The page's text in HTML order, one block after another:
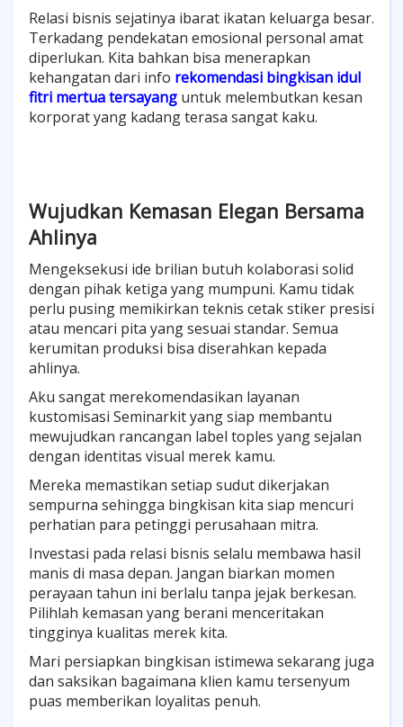
Relasi bisnis sejatinya ibarat ikatan keluarga besar.
Terkadang pendekatan emosional personal amat
diperlukan. Kita bahkan bisa menerapkan
kehangatan dari info rekomendasi bingkisan idul
fitri mertua tersayang untuk melembutkan kesan
korporat yang kadang terasa sangat kaku.
Wujudkan Kemasan Elegan Bersama
Ahlinya
Mengeksekusi ide brilian butuh kolaborasi solid
dengan pihak ketiga yang mumpuni. Kamu tidak
perlu pusing memikirkan teknis cetak stiker presisi
atau mencari pita yang sesuai standar. Semua
kerumitan produksi bisa diserahkan kepada
ahlinya.
Aku sangat merekomendasikan layanan
kustomisasi Seminarkit yang siap membantu
mewujudkan rancangan label toples yang sejalan
dengan identitas visual merek kamu.
Mereka memastikan setiap sudut dikerjakan
sempurna sehingga bingkisan kita siap mencuri
perhatian para petinggi perusahaan mitra.
Investasi pada relasi bisnis selalu membawa hasil
manis di masa depan. Jangan biarkan momen
perayaan tahun ini berlalu tanpa jejak berkesan.
Pilihlah kemasan yang berani menceritakan
tingginya kualitas merek kita.
Mari persiapkan bingkisan istimewa sekarang juga
dan saksikan bagaimana klien kamu tersenyum
puas memberikan loyalitas penuh.